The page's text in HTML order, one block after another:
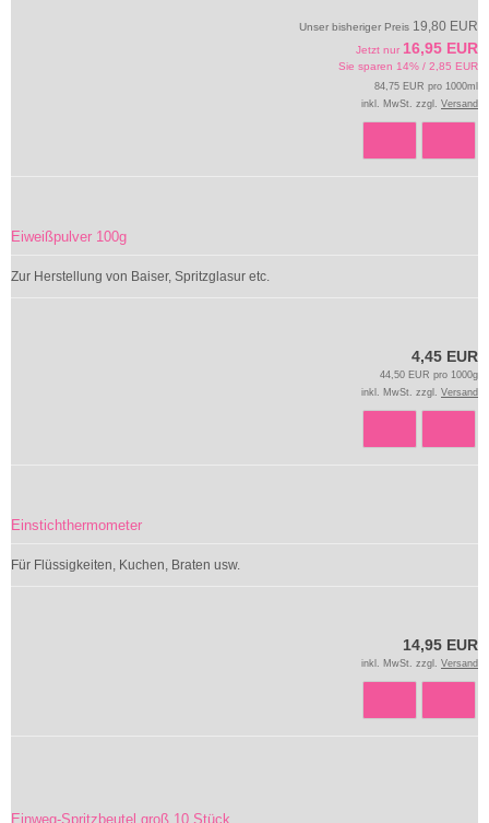
Unser bisheriger Preis 19,80 EUR
Jetzt nur 16,95 EUR
Sie sparen 14% / 2,85 EUR
84,75 EUR pro 1000ml
inkl. MwSt. zzgl. Versand
Eiweißpulver 100g
Zur Herstellung von Baiser, Spritzglasur etc.
4,45 EUR
44,50 EUR pro 1000g
inkl. MwSt. zzgl. Versand
Einstichthermometer
Für Flüssigkeiten, Kuchen, Braten usw.
14,95 EUR
inkl. MwSt. zzgl. Versand
Einweg-Spritzbeutel groß 10 Stück